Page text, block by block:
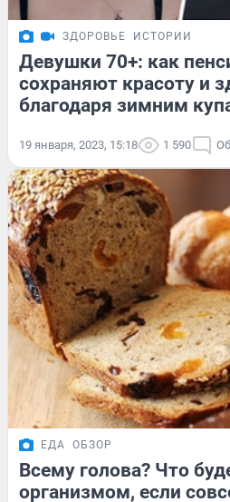
ЗДОРОВЬЕ ИСТОРИИ
Девушки 70+: как
сохраняют красоту и
благодаря зимним
19 января, 2023, 15:18 1 590
ЕДА ОБЗОР
Всему голова? Что
организмом, если